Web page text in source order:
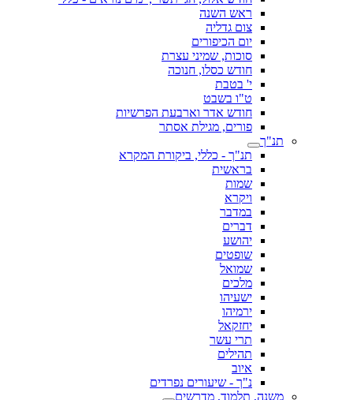
ראש השנה
צום גדליה
יום הכיפורים
סוכות, שמיני עצרת
חודש כסלו, חנוכה
י' בטבת
ט"ו בשבט
חודש אדר וארבעת הפרשיות
פורים, מגילת אסתר
תנ"ך
תנ"ך - כללי, ביקורת המקרא
בראשית
שמות
ויקרא
במדבר
דברים
יהושע
שופטים
שמואל
מלכים
ישעיהו
ירמיהו
יחזקאל
תרי עשר
תהילים
איוב
נ"ך - שיעורים נפרדים
משנה, תלמוד, מדרשים